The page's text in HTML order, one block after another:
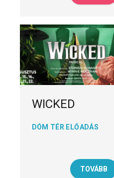
WICKED
DÓM TÉR ELŐADÁS
TOVÁBB